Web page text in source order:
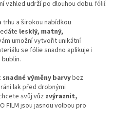
vzhled udrží po dlouhou dobu.
trhu a širokou nabídkou
lesklý, matný,
umožní vytvořit unikátní
se fólie snadno aplikuje i
výměny barvybez
lak před drobnými
svůj vůz zvýraznit,
FILM jsou jasnou volbou pro
fólií: